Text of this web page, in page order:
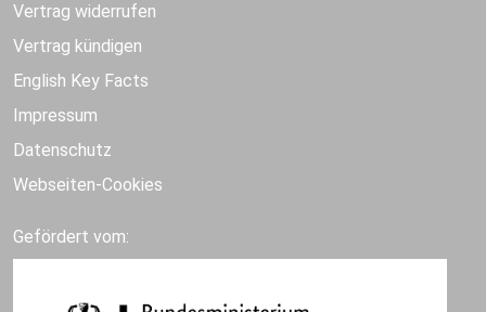
Vertrag widerrufen
Vertrag kündigen
English Key Facts
Impressum
Datenschutz
Webseiten-Cookies
Gefördert vom: